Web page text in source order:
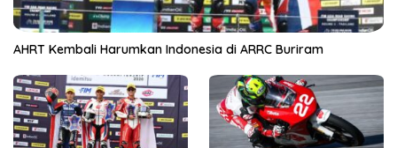
AHRT Kembali Harumkan Indonesia di ARRC Buriram